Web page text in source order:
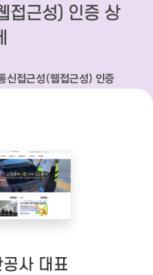
접근성) 인증 상
신접근성(웹접근성) 인증
사 대표